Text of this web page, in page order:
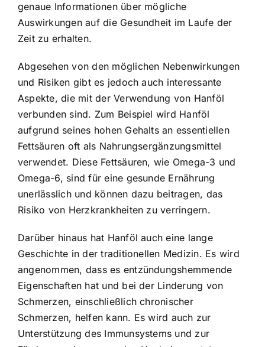
genaue Informationen über mögliche
Auswirkungen auf die Gesundheit im Laufe der
Zeit zu erhalten.
Abgesehen von den möglichen Nebenwirkungen
und Risiken gibt es jedoch auch interessante
Aspekte, die mit der Verwendung von Hanföl
verbunden sind. Zum Beispiel wird Hanföl
aufgrund seines hohen Gehalts an essentiellen
Fettsäuren oft als Nahrungsergänzungsmittel
verwendet. Diese Fettsäuren, wie Omega-3 und
Omega-6, sind für eine gesunde Ernährung
unerlässlich und können dazu beitragen, das
Risiko von Herzkrankheiten zu verringern.
Darüber hinaus hat Hanföl auch eine lange
Geschichte in der traditionellen Medizin. Es wird
angenommen, dass es entzündungshemmende
Eigenschaften hat und bei der Linderung von
Schmerzen, einschließlich chronischer
Schmerzen, helfen kann. Es wird auch zur
Unterstützung des Immunsystems und zur